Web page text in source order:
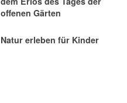
offenen Gärten
Natur erleben für Kinder